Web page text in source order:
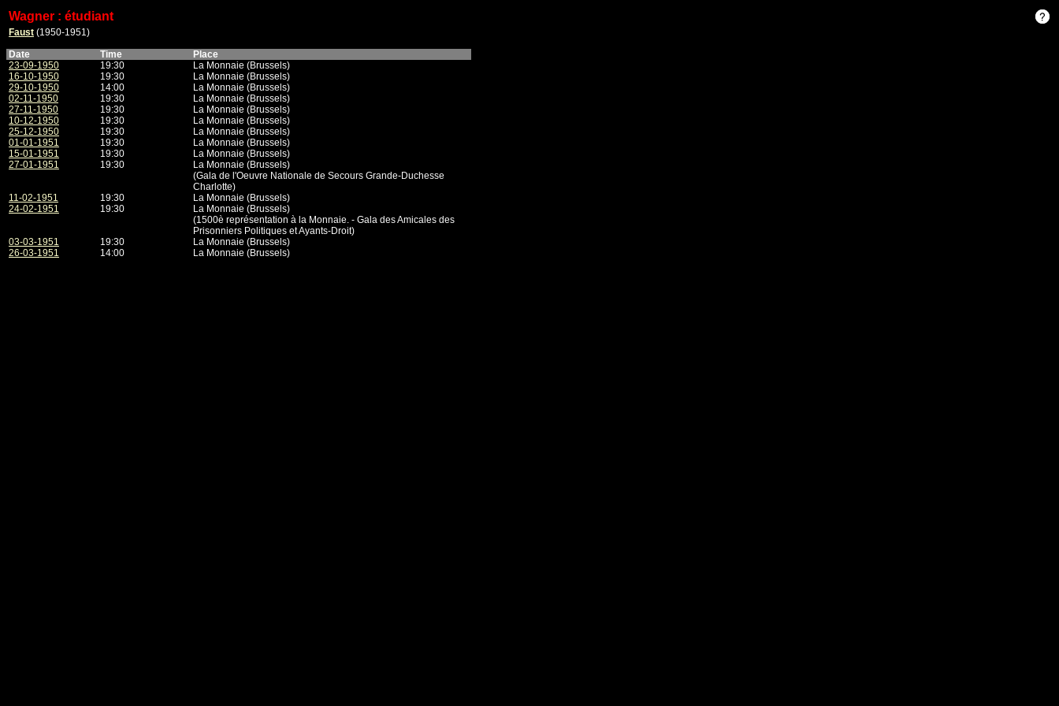
Wagner : étudiant
Faust (1950-1951)
Date
Time
Place
23-09-1950
19:30
La Monnaie (Brussels)
16-10-1950
19:30
La Monnaie (Brussels)
29-10-1950
14:00
La Monnaie (Brussels)
02-11-1950
19:30
La Monnaie (Brussels)
27-11-1950
19:30
La Monnaie (Brussels)
10-12-1950
19:30
La Monnaie (Brussels)
25-12-1950
19:30
La Monnaie (Brussels)
01-01-1951
19:30
La Monnaie (Brussels)
15-01-1951
19:30
La Monnaie (Brussels)
27-01-1951
19:30
La Monnaie (Brussels)
(Gala de l'Oeuvre Nationale de Secours Grande-Duchesse
Charlotte)
11-02-1951
19:30
La Monnaie (Brussels)
24-02-1951
19:30
La Monnaie (Brussels)
(1500è représentation à la Monnaie. - Gala des Amicales des
Prisonniers Politiques et Ayants-Droit)
03-03-1951
19:30
La Monnaie (Brussels)
26-03-1951
14:00 La Monnaie (Brussels)